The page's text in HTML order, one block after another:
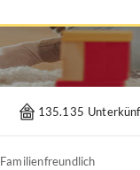
135.135
Familienfreundlich